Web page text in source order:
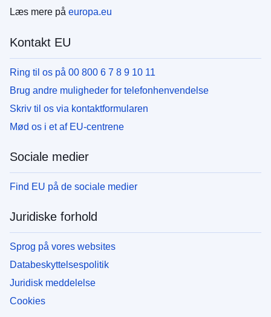
Læs mere på europa.eu
Kontakt EU
Ring til os på 00 800 6 7 8 9 10 11
Brug andre muligheder for telefonhenvendelse
Skriv til os via kontaktformularen
Mød os i et af EU-centrene
Sociale medier
Find EU på de sociale medier
Juridiske forhold
Sprog på vores websites
Databeskyttelsespolitik
Juridisk meddelelse
Cookies